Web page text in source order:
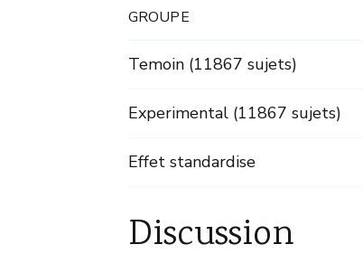
GROUPE
Temoin (11867 sujets)
Experimental (11867 sujets)
Effet standardise
Discussion